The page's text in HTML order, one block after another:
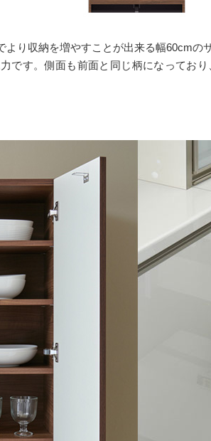
り収納を増やすことが出来る幅60cm
です。側面も前面と同じ柄になってお